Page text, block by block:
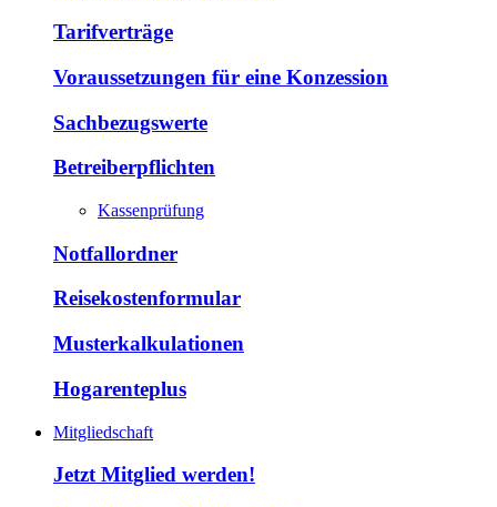
Tarifverträge
Voraussetzungen für eine Konzession
Sachbezugswerte
Betreiberpflichten
Kassenprüfung
Notfallordner
Reisekostenformular
Musterkalkulationen
Hogarenteplus
Mitgliedschaft
Jetzt Mitglied werden!